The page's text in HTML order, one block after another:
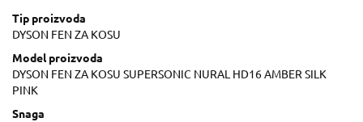
Tip proizvoda
DYSON FEN ZA KOSU
Model proizvoda
DYSON FEN ZA KOSU SUPERSONIC NURAL HD16 AMBER SILK
PINK
Snaga